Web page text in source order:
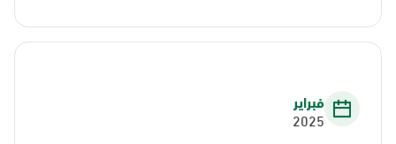
فبراير
2025